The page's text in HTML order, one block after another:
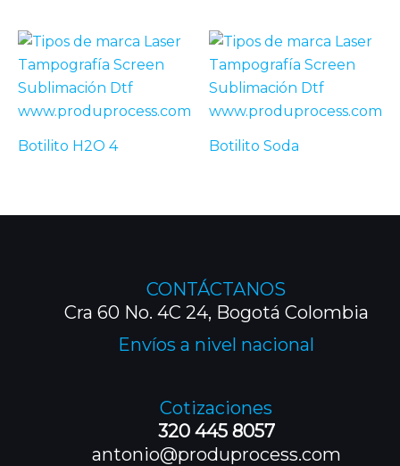
Botilito H2O 4 Botilito Soda
CONTÁCTANOS
Cra 60 No. 4C 24, Bogotá Colombia
Envíos a nivel nacional
Cotizaciones
320 445 8057
antonio@produprocess.com